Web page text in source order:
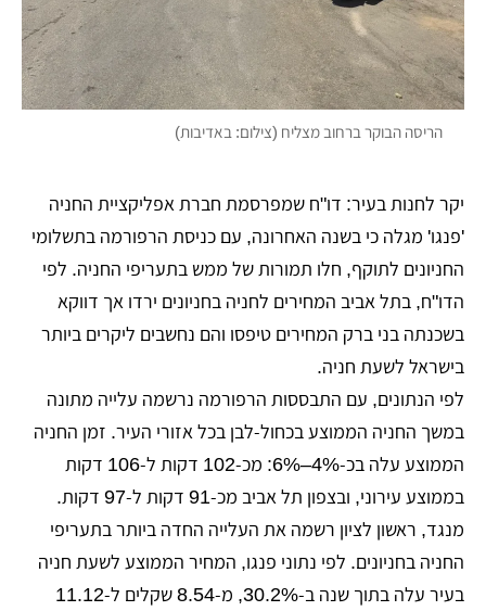
הריסה הבוקר ברחוב מצליח (צילום: באדיבות)
יקר לחנות בעיר: דו"ח שמפרסמת חברת אפליקציית החניה
'פנגו' מגלה כי בשנה האחרונה, עם כניסת הרפורמה בתשלומי
החניונים לתוקף, חלו תמורות של ממש בתעריפי החניה. לפי
הדו"ח, בתל אביב המחירים לחניה בחניונים ירדו אך דווקא
בשכנתה בני ברק המחירים טיפסו והם נחשבים ליקרים ביותר
בישראל לשעת חניה.
לפי הנתונים, עם התבססות הרפורמה נרשמה עלייה מתונה
במשך החניה הממוצע בכחול-לבן בכל אזורי העיר. זמן החניה
הממוצע עלה בכ-4%–6%: מכ-102 דקות ל-106 דקות
בממוצע עירוני, ובצפון תל אביב מכ-91 דקות ל-97 דקות.
מנגד, ראשון לציון רשמה את העלייה החדה ביותר בתעריפי
החניה בחניונים. לפי נתוני פנגו, המחיר הממוצע לשעת חניה
בעיר עלה בתוך שנה ב-30.2%, מ-8.54 שקלים ל-11.12